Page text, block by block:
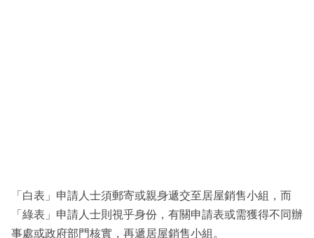
「白表」申請人士須郵寄或親身遞交至居屋銷售小組，而
「綠表」申請人士則視乎身份，有關申請表或需獲得不同辦
事處或政府部門核實，再遞居屋銷售小組。